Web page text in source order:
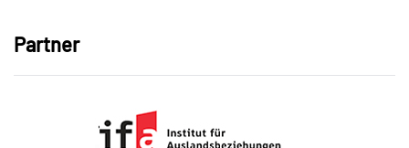
Partner